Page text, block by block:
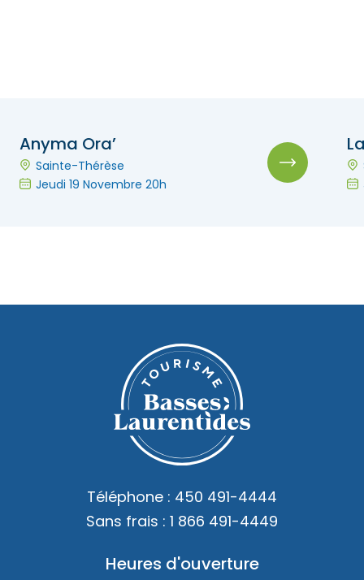
Anyma Ora’
Sainte-Thérèse
Jeudi 19 Novembre 20h
Téléphone : 450 491-4444
Sans frais : 1 866 491-4449
Heures d'ouverture